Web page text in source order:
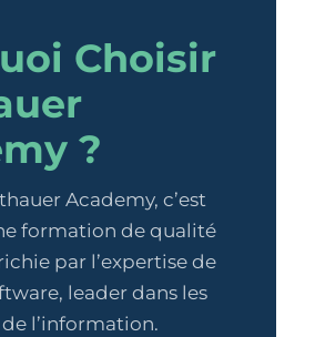
Choisir
?
Academy, c’est
formation de qualité
par l’expertise de
leader dans les
l’information.